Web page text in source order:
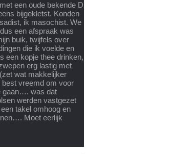
een oude bekende D
bijgekletst. Konden
ik masochist. We
een afspraak was
buik, twijfels over
die ik voelde en
een kopje thee drinken,
erg lastig met
wat makkelijker
vreemd om voor
gaan…. was dat
werden vastgezet
takel omhoog en
Moet eerlijk